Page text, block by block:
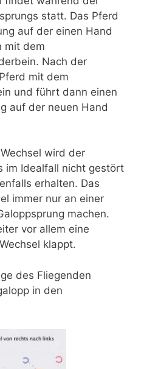
statt. Das Pferd
auf der einen Hand
mit dem
Nach der
mit dem
und führt dann einen
auf der neuen Hand
wird der
im Idealfall nicht gestört
erhalten. Das
immer nur an einer
machen.
vor allem eine
klappt.
des Fliegenden
in den